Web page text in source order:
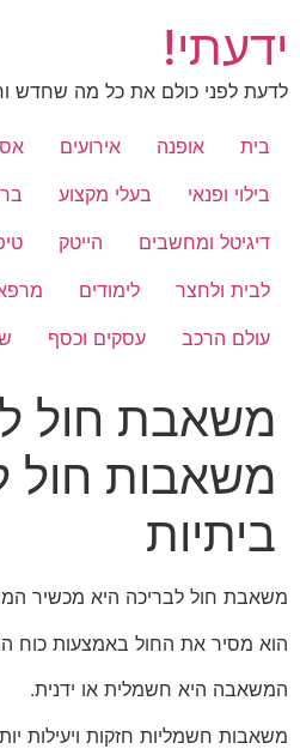
לתוכן
ידעתי!
לדעת לפני כולם את כל מה שחדש
בית אופנה אירועים
בילוי ופנאי
בעלי מקצוע
דיגיטל ומחשבים
הייטק
לבית ולחצר
לימודים
עולם הרכב
עסקים וכסף
משאבת חול
משאבות חול
ביתיות
משאבת חול לבריכה היא מכשיר
הוא מסיר את החול באמצעות כוח
המשאבה היא חשמלית או ידנית.
משאבות חשמליות חזקות ויעילות